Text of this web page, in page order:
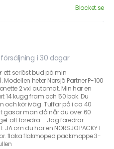
Blocket.se
försäljning i 30 dagar
ett seriöst bud på min
heter Norsjö Partner P-100
2 vxl automat. Min har en
14 kugg fram och 50 bak. Du
och kör iväg. Tuffar på i ca 40
gasar man då når du över 60
att föredra.... Jag föredrar
om du har en NORSJÖ PACKY 1
flaka flakmoped packmoppe 3-